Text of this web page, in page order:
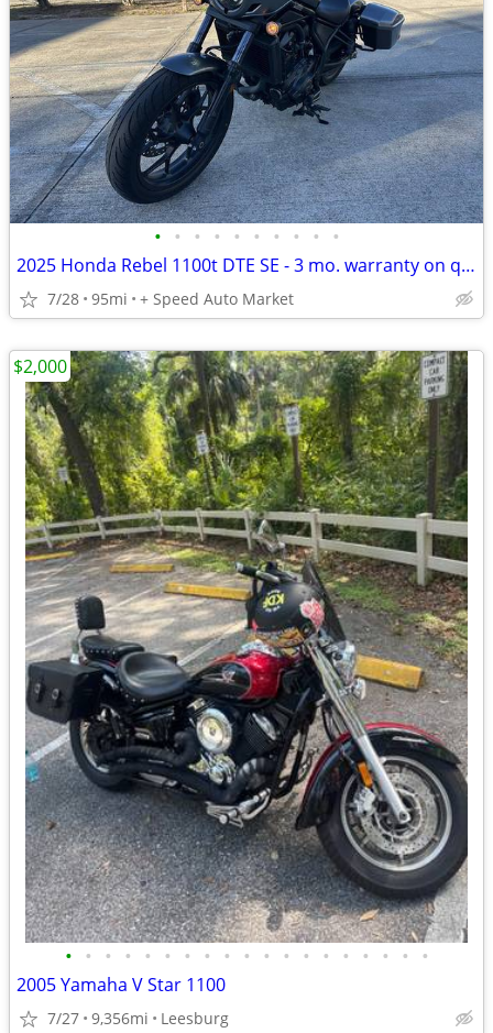
• • • • • • • • • •
2025 Honda Rebel 1100t DTE SE - 3 mo. warranty on qualified vehicles
7/28 95mi + Speed Auto Market
• • • • • • • • • • • • • • • • • • •
2005 Yamaha V Star 1100
7/27 9,356mi Leesburg
$2,000